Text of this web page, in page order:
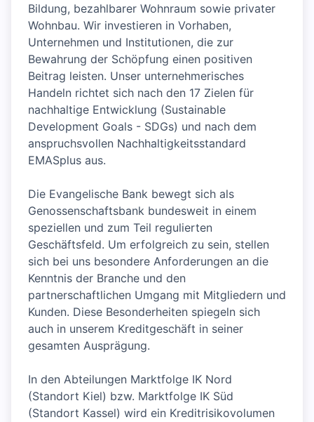
Bildung, bezahlbarer Wohnraum sowie privater
Wohnbau. Wir investieren in Vorhaben,
Unternehmen und Institutionen, die zur
Bewahrung der Schöpfung einen positiven
Beitrag leisten. Unser unternehmerisches
Handeln richtet sich nach den 17 Zielen für
nachhaltige Entwicklung (Sustainable
Development Goals - SDGs) und nach dem
anspruchsvollen Nachhaltigkeitsstandard
EMASplus aus.
Die Evangelische Bank bewegt sich als
Genossenschaftsbank bundesweit in einem
speziellen und zum Teil regulierten
Geschäftsfeld. Um erfolgreich zu sein, stellen
sich bei uns besondere Anforderungen an die
Kenntnis der Branche und den
partnerschaftlichen Umgang mit Mitgliedern und
Kunden. Diese Besonderheiten spiegeln sich
auch in unserem Kreditgeschäft in seiner
gesamten Ausprägung.
In den Abteilungen Marktfolge IK Nord
(Standort Kiel) bzw. Marktfolge IK Süd
(Standort Kassel) wird ein Kreditrisikovolumen